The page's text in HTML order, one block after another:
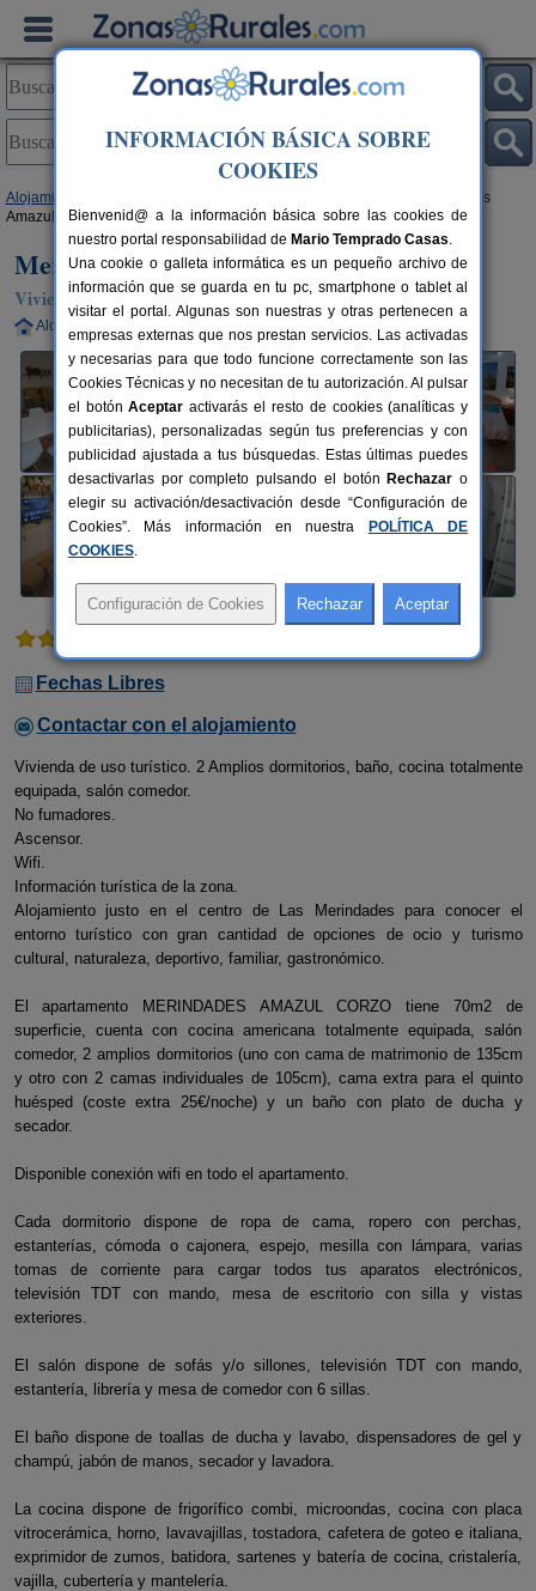
Alojamientos
> Merindades
Amazul Corzo
Merindades Amazul Corzo
Vivienda turística en Medina de Pomar (Burgos)
Alquiler completo 81 km de Burgos
Fechas Libres
Contactar con el alojamiento
Vivienda de uso turístico. 2 Amplios dormitorios, baño, cocina totalmente
equipada, salón comedor.
No fumadores.
Ascensor.
Wifi.
Información turística de la zona.
Alojamiento justo en el centro de Las Merindades para conocer el
entorno turístico con gran cantidad de opciones de ocio y turismo
cultural, naturaleza, deportivo, familiar, gastronómico.
El apartamento MERINDADES AMAZUL CORZO tiene 70m2 de
superficie, cuenta con cocina americana totalmente equipada, salón
comedor, 2 amplios dormitorios (uno con cama de matrimonio de 135cm
y otro con 2 camas individuales de 105cm), cama extra para el quinto
huésped (coste extra 25€/noche) y un baño con plato de ducha y
secador.
Disponible conexión wifi en todo el apartamento.
Cada dormitorio dispone de ropa de cama, ropero con perchas,
estanterías, cómoda o cajonera, espejo, mesilla con lámpara, varias
tomas de corriente para cargar todos tus aparatos electrónicos,
televisión TDT con mando, mesa de escritorio con silla y vistas
exteriores.
El salón dispone de sofás y/o sillones, televisión TDT con mando,
estantería, librería y mesa de comedor con 6 sillas.
El baño dispone de toallas de ducha y lavabo, dispensadores de gel y
champú, jabón de manos, secador y lavadora.
La cocina dispone de frigorífico combi, microondas, cocina con placa
vitrocerámica, horno, lavavajillas, tostadora, cafetera de goteo e italiana,
exprimidor de zumos, batidora, sartenes y batería de cocina, cristalería,
vajilla, cubertería y mantelería.
INFORMACIÓN BÁSICA SOBRE
COOKIES
Bienvenid@ a la información básica sobre las cookies de
nuestro portal responsabilidad de Mario Temprado Casas.
Una cookie o galleta informática es un pequeño archivo de
información que se guarda en tu pc, smartphone o tablet al
visitar el portal. Algunas son nuestras y otras pertenecen a
empresas externas que nos prestan servicios. Las activadas
y necesarias para que todo funcione correctamente son las
Cookies Técnicas y no necesitan de tu autorización. Al pulsar
el botónAceptar activarás el resto de cookies (analíticas y
publicitarias), personalizadas según tus preferencias y con
publicidad ajustada a tus búsquedas. Estas últimas puedes
desactivarlas por completo pulsando el botón Rechazar o
elegir su activación/desactivación desde “Configuración de
Cookies”. Más información en nuestra
POLÍTICA DE
COOKIES.